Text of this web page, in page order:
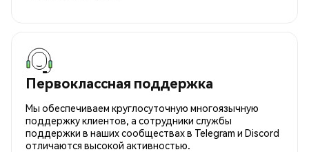
Первоклассная поддержка
Мы обеспечиваем круглосуточную многоязычную
поддержку клиентов, а сотрудники службы
поддержки в наших сообществах в Telegram и Discord
отличаются высокой активностью.